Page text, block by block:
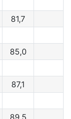
81,7
85,0
87,1
89,5